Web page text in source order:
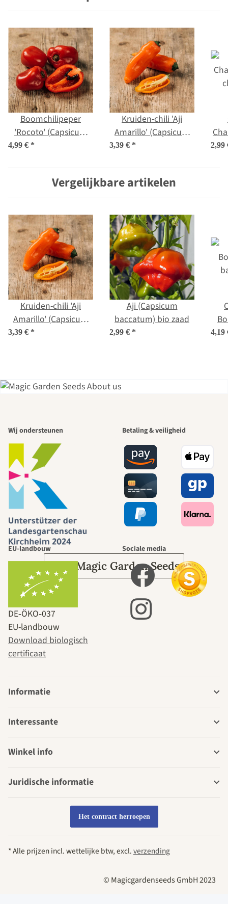
Boomchilipeper
'Rocoto' (Capsicum
pubescens) zaden
4,99 € *
Kruiden-chili 'Aji
Amarillo' (Capsicum
baccatum) zaden
3,39 € * 2,99
Vergelijkbare artikelen
Kruiden-chili 'Aji
Amarillo' (Capsicum
baccatum) zaden
3,39 € *
Aji (Capsicum
baccatum) bio zaad
2,99 € * 4,19
mooiste paden
naar onszelf
leidt door de
tuin.
Over Magic Garden Seeds
Wij ondersteunen Betaling & veiligheid
EU-landbouw
DE‑ÖKO‑037
EU-landbouw
Download biologisch
certificaat
Sociale media
Informatie
Interessante
Winkel info
Juridische informatie
Het contract herroepen
* Alle prijzen incl. wettelijke btw, excl.verzending
© Magicgardenseeds GmbH 2023